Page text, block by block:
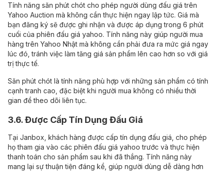
Tính năng săn phút chót cho phép người dùng đấu giá trên
Yahoo Auction mà không cần thực hiện ngay lập tức. Giá mà
bạn đăng ký sẽ được ghi nhận và được áp dụng trong 6 phút
cuối của phiên đấu giá yahoo. Tính năng này giúp người mua
hàng trên Yahoo Nhật mà không cần phải đưa ra mức giá ngay
lúc đó, tránh việc làm tăng giá sản phẩm lên cao hơn so với giá
trị thực tế.
Săn phút chót là tính năng phù hợp với những sản phẩm có tính
cạnh tranh cao, đặc biệt khi người mua không có nhiều thời
gian để theo dõi liên tục.
3.6. Được Cấp Tín Dụng Đấu Giá
Tại Janbox, khách hàng được cấp tín dụng đấu giá, cho phép
họ tham gia vào các phiên đấu giá yahoo trước và thực hiện
thanh toán cho sản phẩm sau khi đã thắng. Tính năng này
mang lại sự thuận tiện đáng kể, giúp người dùng dễ dàng hơn